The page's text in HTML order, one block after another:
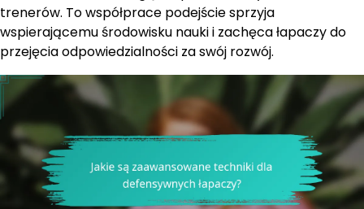
trenerów. To współprace podejście sprzyja
wspierającemu środowisku nauki i zachęca łapaczy do
przejęcia odpowiedzialności za swój rozwój.